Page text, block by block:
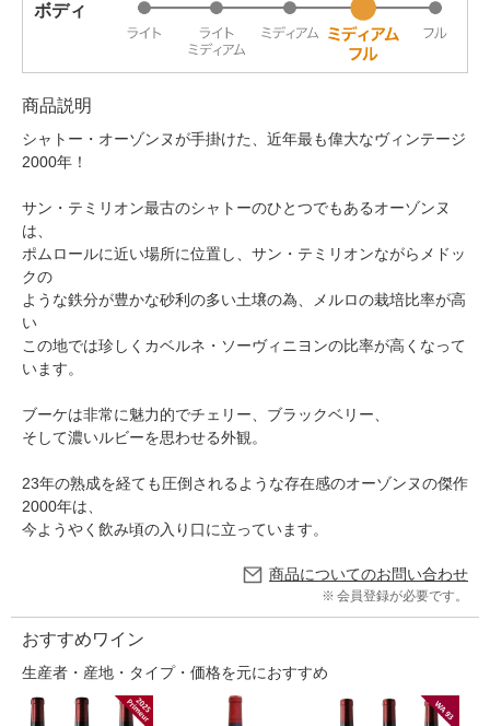
ボディ
商品説明
シャトー・オーゾンヌが手掛けた、近年最も偉大なヴィンテージ
2000年！
サン・テミリオン最古のシャトーのひとつでもあるオーゾンヌ
は、
ポムロールに近い場所に位置し、サン・テミリオンながらメドッ
クの
ような鉄分が豊かな砂利の多い土壌の為、メルロの栽培比率が高
い
この地では珍しくカベルネ・ソーヴィニヨンの比率が高くなって
います。
ブーケは非常に魅力的でチェリー、ブラックベリー、
そして濃いルビーを思わせる外観。
23年の熟成を経ても圧倒されるような存在感のオーゾンヌの傑作
2000年は、
今ようやく飲み頃の入り口に立っています。
商品についてのお問い合わせ
会員登録が必要です。
おすすめワイン
生産者・産地・タイプ・価格を元におすすめ